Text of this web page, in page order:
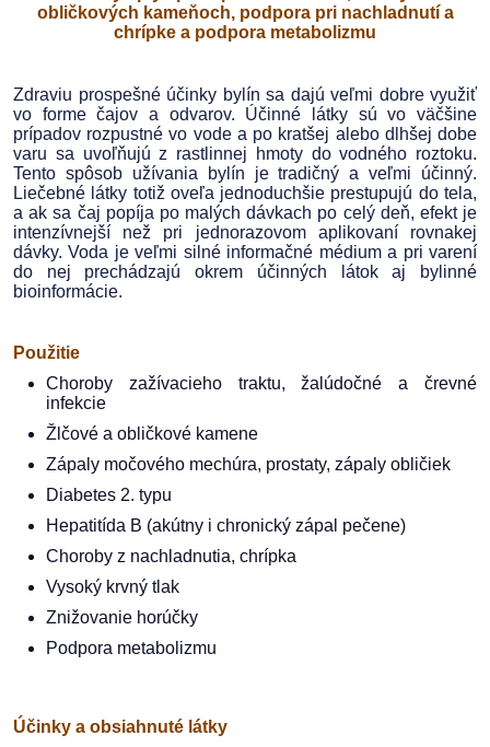
obličkových kameňoch, podpora pri nachladnutí a
chrípke a podpora metabolizmu
Zdraviu prospešné účinky bylín sa dajú veľmi dobre využiť
vo forme čajov a odvarov. Účinné látky sú vo väčšine
prípadov rozpustné vo vode a po kratšej alebo dlhšej dobe
varu sa uvoľňujú z rastlinnej hmoty do vodného roztoku.
Tento spôsob užívania bylín je tradičný a veľmi účinný.
Liečebné látky totiž oveľa jednoduchšie prestupujú do tela,
a ak sa čaj popíja po malých dávkach po celý deň, efekt je
intenzívnejší než pri jednorazovom aplikovaní rovnakej
dávky. Voda je veľmi silné informačné médium a pri varení
do nej prechádzajú okrem účinných látok aj bylinné
bioinformácie.
Použitie
Choroby zažívacieho traktu, žalúdočné a črevné
infekcie
Žlčové a obličkové kamene
Zápaly močového mechúra, prostaty, zápaly obličiek
Diabetes 2. typu
Hepatitída B (akútny i chronický zápal pečene)
Choroby z nachladnutia, chrípka
Vysoký krvný tlak
Znižovanie horúčky
Podpora metabolizmu
Účinky a obsiahnuté látky